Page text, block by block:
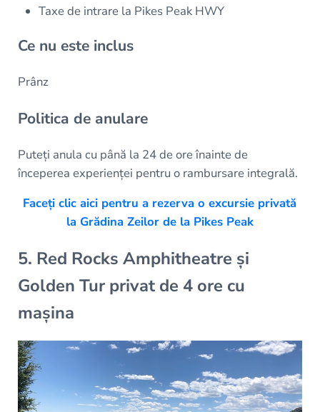
Taxe de intrare la Pikes Peak HWY
Ce nu este inclus
Prânz
Politica de anulare
Puteți anula cu până la 24 de ore înainte de
începerea experienței pentru o rambursare integrală.
Faceți clic aici pentru a rezerva o excursie privată
la Grădina Zeilor de la Pikes Peak
5. Red Rocks Amphitheatre și
Golden Tur privat de 4 ore cu
mașina